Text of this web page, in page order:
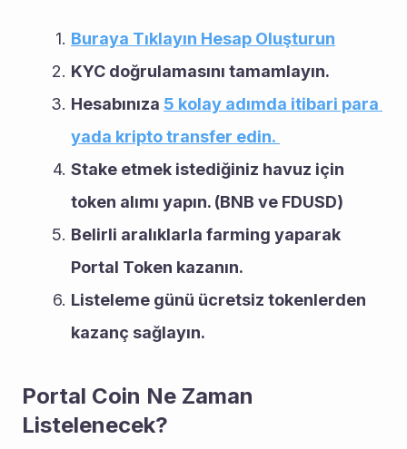
Buraya Tıklayın Hesap Oluşturun
KYC doğrulamasını tamamlayın.
Hesabınıza 5 kolay adımda itibari para
yada kripto transfer edin.
Stake etmek istediğiniz havuz için
token alımı yapın. (BNB ve FDUSD)
Belirli aralıklarla farming yaparak
Portal Token kazanın.
Listeleme günü ücretsiz tokenlerden
kazanç sağlayın.
Portal Coin Ne Zaman
Listelenecek?